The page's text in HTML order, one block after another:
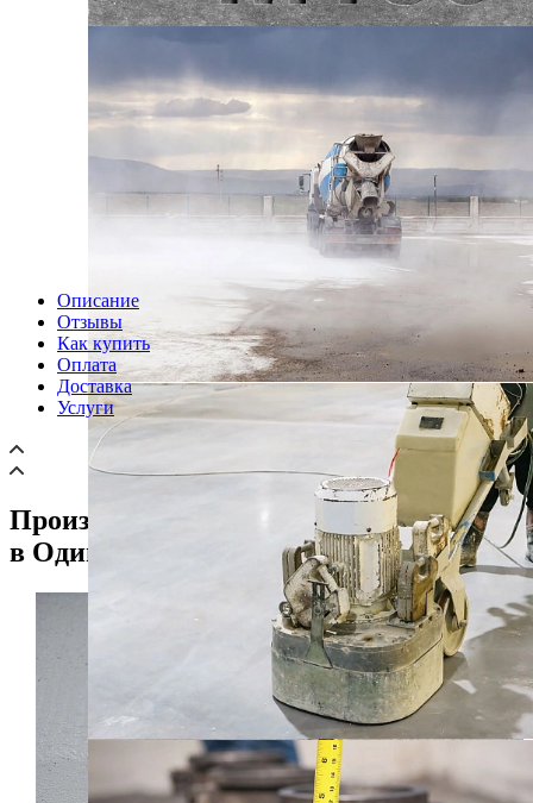
Описание
Отзывы
Как купить
Оплата
Доставка
Услуги
Производство пескобетона М150 B12,5
в Одинцово